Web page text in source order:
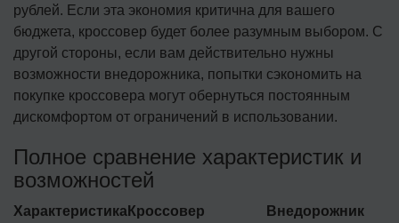
рублей. Если эта экономия критична для вашего
бюджета, кроссовер будет более разумным выбором. С
другой стороны, если вам действительно нужны
возможности внедорожника, попытки сэкономить на
покупке кроссовера могут обернуться постоянным
дискомфортом от ограничений в использовании.
Полное сравнение характеристик и
возможностей
ХарактеристикаКроссовер Внедорожник